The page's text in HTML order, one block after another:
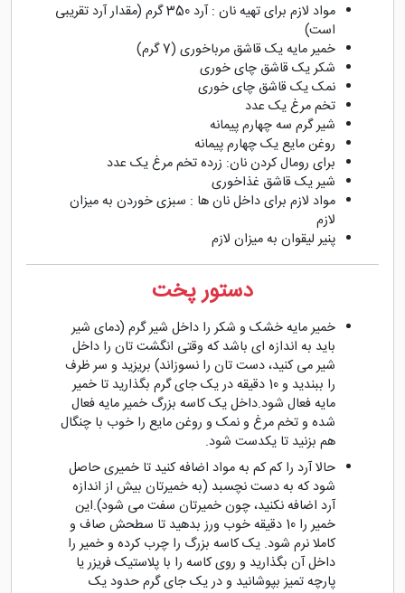
مواد لازم برای تهیه نان : آرد 350 گرم (مقدار آرد تقریبی
است)
خمیر مایه یک قاشق مرباخوری (7 گرم)
شکر یک قاشق چای خوری
نمک یک قاشق چای خوری
تخم مرغ یک عدد
شیر گرم سه چهارم پیمانه
روغن مایع یک چهارم پیمانه
برای رومال کردن نان: زرده تخم مرغ یک عدد
شیر یک قاشق غذاخوری
مواد لازم برای داخل نان ها : سبزی خوردن به میزان
لازم
پنیر لیقوان به میزان لازم
دستور پخت
خمیر مایه خشک و شکر را داخل شیر گرم (دمای شیر
باید به اندازه ای باشد که وقتی انگشت تان را داخل
شیر می کنید، دست تان را نسوزاند) بریزید و سر ظرف
را ببندید و 10 دقیقه در یک جای گرم بگذارید تا خمیر
مایه فعال شود.داخل یک کاسه بزرگ خمیر مایه فعال
شده و تخم مرغ و نمک و روغن مایع را خوب با چنگال
هم بزنید تا یکدست شود.
حالا آرد را کم کم به مواد اضافه کنید تا خمیری حاصل
شود که به دست نچسبد (به خمیرتان بیش از اندازه
آرد اضافه نکنید، چون خمیرتان سفت می شود).این
خمیر را 10 دقیقه خوب ورز بدهید تا سطحش صاف و
کاملا نرم شود. یک کاسه بزرگ را چرب کرده و خمیر را
داخل آن بگذارید و روی کاسه را با پلاستیک فریزر یا
پارچه تمیز بپوشانید و در یک جای گرم حدود یک